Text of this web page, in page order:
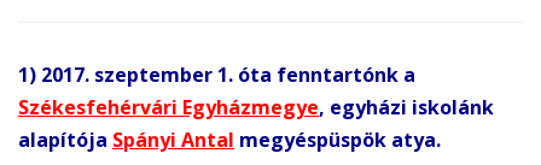
1) 2017. szeptember 1. óta fenntartónk a
Székesfehérvári Egyházmegye, egyházi iskolánk
alapítója Spányi Antal megyéspüspök atya.